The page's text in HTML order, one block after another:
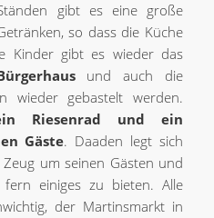
gibt es eine große
so dass die Küche
Kinder gibt es wieder das
und auch die
wieder gebastelt werden.
Riesenrad und ein
Gäste. Daaden legt sich
um seinen Gästen und
einiges zu bieten. Alle
der Martinsmarkt in